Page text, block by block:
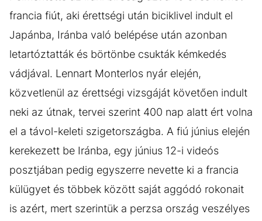
francia fiút, aki érettségi után biciklivel indult el
Japánba, Iránba való belépése után azonban
letartóztatták és börtönbe csukták kémkedés
vádjával. Lennart Monterlos nyár elején,
közvetlenül az érettségi vizsgáját követően indult
neki az útnak, tervei szerint 400 nap alatt ért volna
el a távol-keleti szigetországba. A fiú június elején
kerekezett be Iránba, egy június 12-i videós
posztjában pedig egyszerre nevette ki a francia
külügyet és többek között saját aggódó rokonait
is azért, mert szerintük a perzsa ország veszélyes